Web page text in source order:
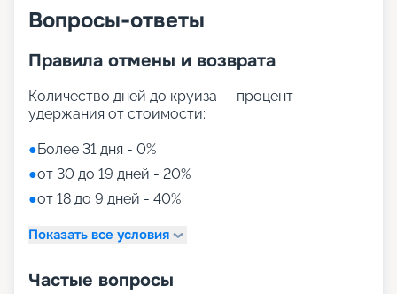
Вопросы-ответы
Правила отмены и возврата
Количество дней до круиза — процент
удержания от стоимости:
●Более 31 дня - 0%
●от 30 до 19 дней - 20%
●от 18 до 9 дней - 40%
Показать все условия
Частые вопросы